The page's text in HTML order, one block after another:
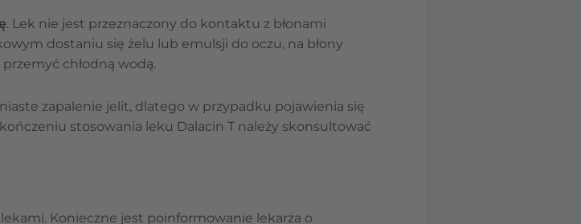
. Lek nie jest przeznaczony do kontaktu z błonami
dostaniu się żelu lub emulsji do oczu, na błony
chłodną wodą.
zapalenie jelit, dlatego w przypadku pojawienia się
stosowania leku Dalacin T należy skonsultować
Konieczne jest poinformowanie lekarza o